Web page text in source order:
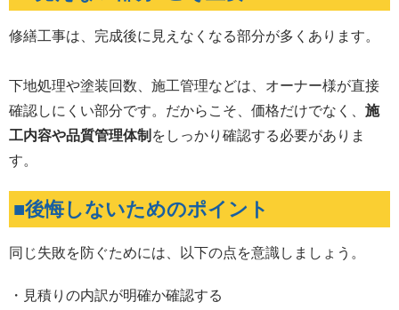
修繕工事は、完成後に見えなくなる部分が多くあります。
下地処理や塗装回数、施工管理などは、オーナー様が直接
確認しにくい部分です。だからこそ、価格だけでなく、 施
工内容や品質管理体制 をしっかり確認する必要がありま
す。
■後悔しないためのポイント
同じ失敗を防ぐためには、以下の点を意識しましょう。
・見積りの内訳が明確か確認する